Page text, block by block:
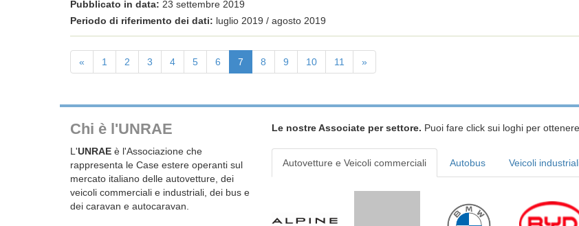
Pubblicato in data: 23 settembre 2019
Periodo di riferimento dei dati: luglio 2019 / agosto 2019
« 1 2 3 4 5 6 7 8 9 10 11 »
Chi è l'UNRAE
L'UNRAE è l'Associazione che
rappresenta le Case estere operanti sul
mercato italiano delle autovetture, dei
veicoli commerciali e industriali, dei bus e
dei caravan e autocaravan.
Le nostre Associate per settore. Puoi fare click sui loghi per
Autovetture e Veicoli commerciali Autobus Veicoli